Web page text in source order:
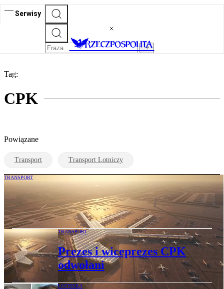
Serwisy
Tag:
CPK
Powiązane
Transport Transport Lotniczy
TRANSPORT
Burzliwy czas megaprojektu Port Polska.
Będzie nowy harmonogram przetargów
TRANSPORT
Prezes i wiceprezes CPK
odwołani
LOTNISKA